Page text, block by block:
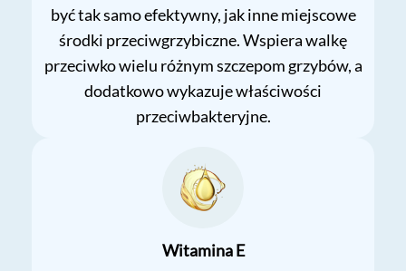
być tak samo efektywny, jak inne miejscowe
środki przeciwgrzybiczne. Wspiera walkę
przeciwko wielu różnym szczepom grzybów, a
dodatkowo wykazuje właściwości
przeciwbakteryjne.
Witamina E